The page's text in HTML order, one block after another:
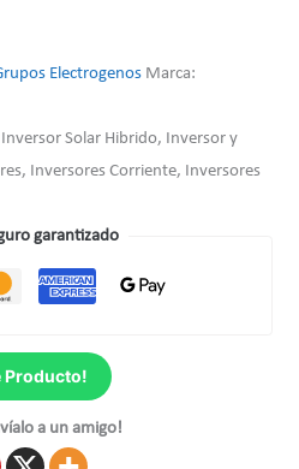
Electrogenos Marca:
Solar Hibrido, Inversor y
Inversores Corriente, Inversores
garantizado
Producto!
a un amigo!